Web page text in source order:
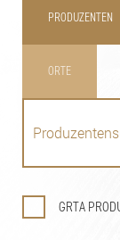
PRODUZENTEN
ORTE
GRTA